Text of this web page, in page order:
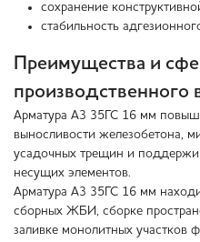
сохранение
стабильность
Преимущества и
производственного
Арматура А3 35ГС 16 мм
выносливости железобетона,
усадочных трещин и
несущих элементов.
Арматура А3 35ГС 16 мм
сборных ЖБИ, сборке
заливке монолитных участков